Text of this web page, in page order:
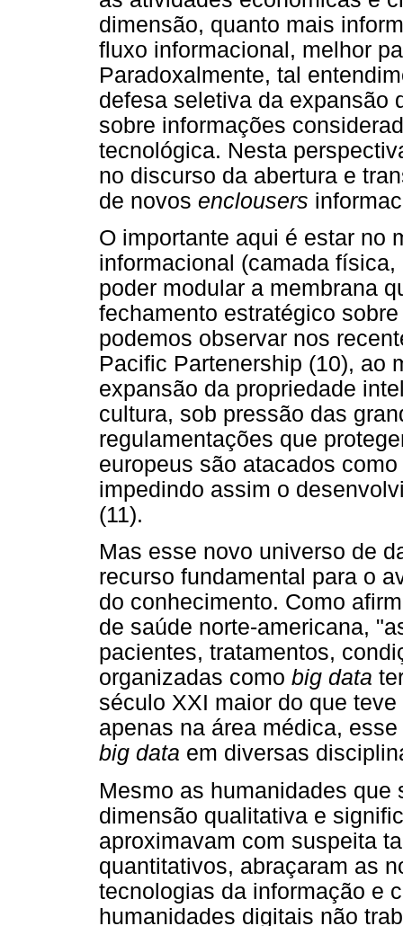
dimensão, quanto mais
fluxo informacional, melhor
Paradoxalmente, tal
defesa seletiva da expansão
sobre informações
tecnológica. Nesta
no discurso da abertura e
de novos enclousers
O importante aqui é estar no
informacional (camada
poder modular a membrana
fechamento estratégico
podemos observar nos
Pacific Partenership (10), ao
expansão da propriedade
cultura, sob pressão das
regulamentações que
europeus são atacados
impedindo assim o
(11).
Mas esse novo universo de
recurso fundamental para o
do conhecimento. Como
de saúde norte-americana,
pacientes, tratamentos,
organizadas como big data
século XXI maior do que
apenas na área médica,
big data em diversas
Mesmo as humanidades que
dimensão qualitativa e
aproximavam com suspeita
quantitativos, abraçaram as
tecnologias da informação e
humanidades digitais não